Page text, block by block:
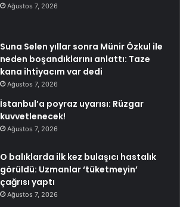
Ağustos 7, 2026
Suna Selen yıllar sonra Münir Özkul ile
neden boşandıklarını anlattı: Taze
kana ihtiyacım var dedi
Ağustos 7, 2026
İstanbul’a poyraz uyarısı: Rüzgar
kuvvetlenecek!
Ağustos 7, 2026
O balıklarda ilk kez bulaşıcı hastalık
görüldü: Uzmanlar ‘tüketmeyin’
çağrısı yaptı
Ağustos 7, 2026